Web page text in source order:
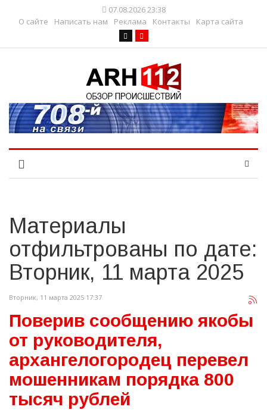
07.08.2026 23:38
О сайте
Написать нам Реклама Контакты Карта сайта
Материалы
отфильтрованы по дате:
Вторник, 11 марта 2025
Вторник, 11 марта 2025 17:37
Поверив сообщению якобы
от руководителя,
архангелогородец перевел
мошенникам порядка 800
тысяч рублей